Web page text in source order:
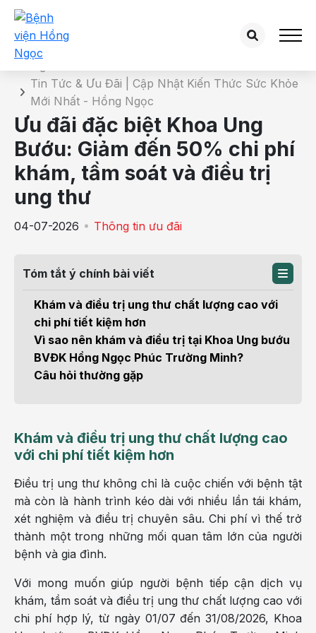
Chi tiết tin tức
Tin Tức & Ưu Đãi | Cập Nhật Kiến Thức Sức Khỏe
Mới Nhất - Hồng Ngọc
Ưu đãi đặc biệt Khoa Ung
Bướu: Giảm đến 50% chi phí
khám, tầm soát và điều trị
ung thư
04-07-2026 Thông tin ưu đãi
Tóm tắt ý chính bài viết
Khám và điều trị ung thư chất lượng cao với
chi phí tiết kiệm hơn
Vì sao nên khám và điều trị tại Khoa Ung bướu
BVĐK Hồng Ngọc Phúc Trường Minh?
Câu hỏi thường gặp
Khám và điều trị ung thư chất lượng cao
với chi phí tiết kiệm hơn
Điều trị ung thư không chỉ là cuộc chiến với bệnh tật
mà còn là hành trình kéo dài với nhiều lần tái khám,
xét nghiệm và điều trị chuyên sâu. Chi phí vì thế trở
thành một trong những mối quan tâm lớn của người
bệnh và gia đình.
Với mong muốn giúp người bệnh tiếp cận dịch vụ
khám, tầm soát và điều trị ung thư chất lượng cao với
chi phí hợp lý, từ ngày 01/07 đến 31/08/2026, Khoa